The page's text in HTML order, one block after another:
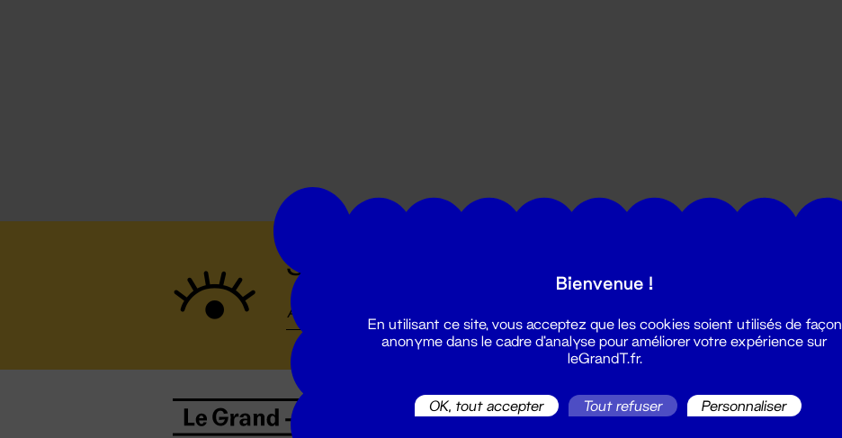
Suivez toutes les actualités du Grand T :
Billetterie
Bienvenue !
En utilisant ce site, vous acceptez que les cookies soient utilisés de façon
anonyme dans le cadre d'analyse pour améliorer votre expérience sur
leGrandT.fr.
OK, tout accepter Tout refuser Personnaliser